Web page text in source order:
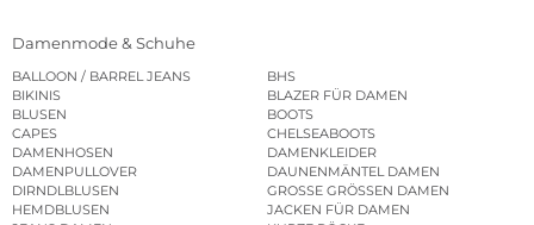
Damenmode & Schuhe
BALLOON / BARREL JEANS
BHS
BIKINIS
BLAZER FÜR DAMEN
BLUSEN
BOOTS
CAPES
CHELSEABOOTS
DAMENHOSEN
DAMENKLEIDER
DAMENPULLOVER
DAUNENMÄNTEL DAMEN
DIRNDLBLUSEN
GROSSE GRÖSSEN DAMEN
HEMDBLUSEN
JACKEN FÜR DAMEN